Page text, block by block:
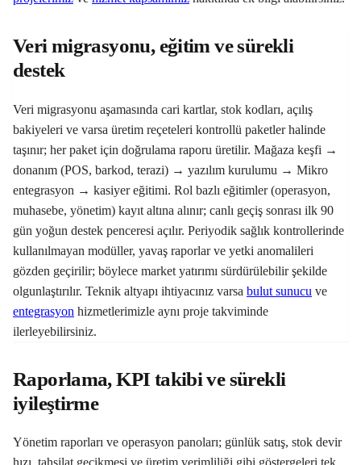
Veri migrasyonu, eğitim ve sürekli
destek
Veri migrasyonu aşamasında cari kartlar, stok kodları, açılış
bakiyeleri ve varsa üretim reçeteleri kontrollü paketler halinde
taşınır; her paket için doğrulama raporu üretilir. Mağaza keşfi →
donanım (POS, barkod, terazi) → yazılım kurulumu → Mikro
entegrasyon → kasiyer eğitimi. Rol bazlı eğitimler (operasyon,
muhasebe, yönetim) kayıt altına alınır; canlı geçiş sonrası ilk 90
gün yoğun destek penceresi açılır. Periyodik sağlık kontrollerinde
kullanılmayan modüller, yavaş raporlar ve yetki anomalileri
gözden geçirilir; böylece market yatırımı sürdürülebilir şekilde
olgunlaştırılır. Teknik altyapı ihtiyacınız varsa bulut sunucu ve
entegrasyon hizmetlerimizle aynı proje takviminde
ilerleyebilirsiniz.
Raporlama, KPI takibi ve sürekli
iyileştirme
Yönetim raporları ve operasyon panoları; günlük satış, stok devir
hızı, tahsilat gecikmesi ve üretim verimliliği gibi göstergeleri tek